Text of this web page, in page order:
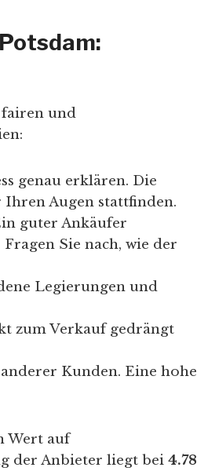
fairen und
genau erklären. Die
Ihren Augen stattfinden.
guter Ankäufer
Sie nach, wie der
Legierungen und
zum Verkauf gedrängt
Kunden. Eine hohe
Wert auf
der Anbieter liegt bei 4.78